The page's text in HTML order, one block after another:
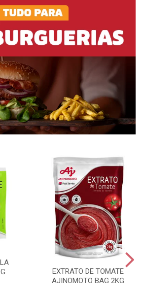
EXTRATO DE TOMATE
AJINOMOTO BAG 2KG